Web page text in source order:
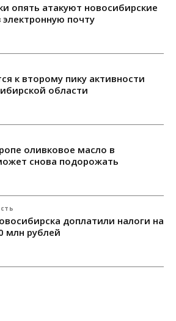
опять атакуют новосибирские
почту
к второму пику активности
области
оливковое масло в
снова подорожать
доплатили налоги на
млн рублей